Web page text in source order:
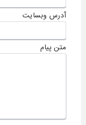
آدرس وبسایت
متن پیام